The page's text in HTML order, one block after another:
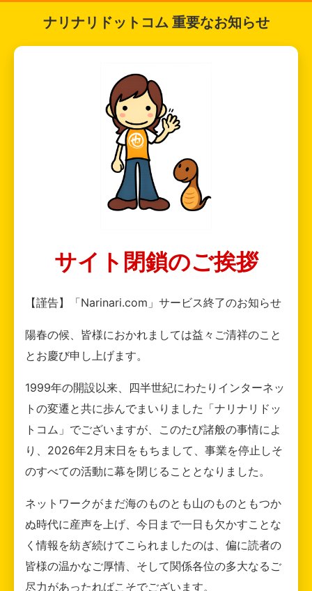
ナリナリドットコム 重要なお知らせ
サイト閉鎖のご挨拶
【謹告】「Narinari.com」サービス終了のお知らせ
陽春の候、皆様におかれましては益々ご清祥のこと
とお慶び申し上げます。
1999年の開設以来、四半世紀にわたりインターネッ
トの変遷と共に歩んでまいりました「ナリナリドッ
トコム」でございますが、このたび諸般の事情によ
り、2026年2月末日をもちまして、事業を停止しそ
のすべての活動に幕を閉じることとなりました。
ネットワークがまだ海のものとも山のものともつか
ぬ時代に産声を上げ、今日まで一日も欠かすことな
く情報を紡ぎ続けてこられましたのは、偏に読者の
皆様の温かなご厚情、そして関係各位の多大なるご
尽力があったればこそでございます。